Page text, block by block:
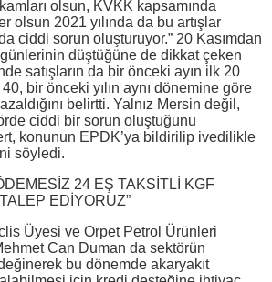
olsun, KVKK kapsamında
olsun 2021 yılında da bu artışlar
ciddi sorun oluşturuyor.” 20 Kasımdan
düştüğüne de dikkat çeken
satışların da bir önceki ayın ilk 20
bir önceki yılın aynı dönemine göre
belirtti. Yalnız Mersin değil,
ciddi bir sorun oluştuğunu
konunun EPDK’ya bildirilip ivedilikle
söyledi.
24 EŞ TAKSİTLİ KGF
EDİYORUZ”
Üyesi ve Orpet Petrol Ürünleri
Can Duman da sektörün
bu dönemde akaryakıt